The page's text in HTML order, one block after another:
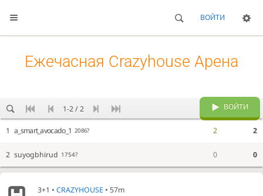
ВОЙТИ
3+1 •CRAZYHOUSE • 57m
Ежечасная Crazyhouse Арена
1-2 / 2 ВОЙТИ
1 a_smart_avocado_1 2086? 2 2
2 suyogbhirud 1754? 0 0